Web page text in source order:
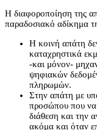
Η διαφοροποίηση της
παραδοσιακό αδίκημα
Η κοινή απάτη
καταχρηστικά
-και μόνον-
ψηφιακών
πληρωμών.
Στην απάτη με
προσώπου που να
διάθεση και την
ακόμα και όταν